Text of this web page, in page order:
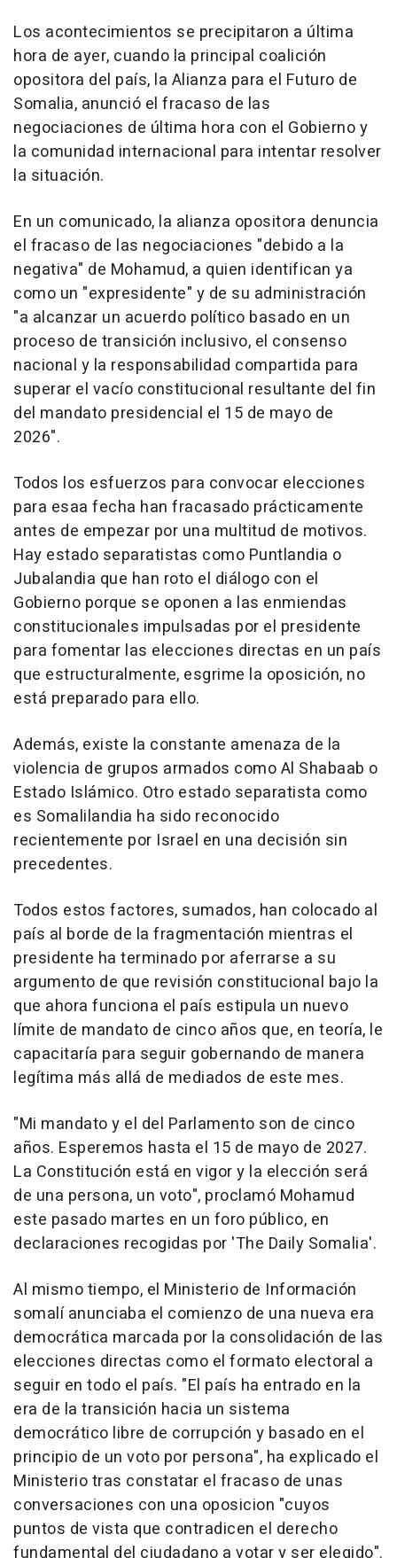
Los acontecimientos se precipitaron a última
hora de ayer, cuando la principal coalición
opositora del país, la Alianza para el Futuro de
Somalia, anunció el fracaso de las
negociaciones de última hora con el Gobierno y
la comunidad internacional para intentar resolver
la situación.
En un comunicado, la alianza opositora denuncia
el fracaso de las negociaciones "debido a la
negativa" de Mohamud, a quien identifican ya
como un "expresidente" y de su administración
"a alcanzar un acuerdo político basado en un
proceso de transición inclusivo, el consenso
nacional y la responsabilidad compartida para
superar el vacío constitucional resultante del fin
del mandato presidencial el 15 de mayo de
2026".
Todos los esfuerzos para convocar elecciones
para esaa fecha han fracasado prácticamente
antes de empezar por una multitud de motivos.
Hay estado separatistas como Puntlandia o
Jubalandia que han roto el diálogo con el
Gobierno porque se oponen a las enmiendas
constitucionales impulsadas por el presidente
para fomentar las elecciones directas en un país
que estructuralmente, esgrime la oposición, no
está preparado para ello.
Además, existe la constante amenaza de la
violencia de grupos armados como Al Shabaab o
Estado Islámico. Otro estado separatista como
es Somalilandia ha sido reconocido
recientemente por Israel en una decisión sin
precedentes.
Todos estos factores, sumados, han colocado al
país al borde de la fragmentación mientras el
presidente ha terminado por aferrarse a su
argumento de que revisión constitucional bajo la
que ahora funciona el país estipula un nuevo
límite de mandato de cinco años que, en teoría, le
capacitaría para seguir gobernando de manera
legítima más allá de mediados de este mes.
"Mi mandato y el del Parlamento son de cinco
años. Esperemos hasta el 15 de mayo de 2027.
La Constitución está en vigor y la elección será
de una persona, un voto", proclamó Mohamud
este pasado martes en un foro público, en
declaraciones recogidas por 'The Daily Somalia'.
Al mismo tiempo, el Ministerio de Información
somalí anunciaba el comienzo de una nueva era
democrática marcada por la consolidación de las
elecciones directas como el formato electoral a
seguir en todo el país. "El país ha entrado en la
era de la transición hacia un sistema
democrático libre de corrupción y basado en el
principio de un voto por persona", ha explicado el
Ministerio tras constatar el fracaso de unas
conversaciones con una oposicion "cuyos
puntos de vista que contradicen el derecho